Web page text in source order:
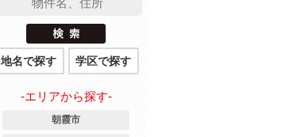
地名で探す 学区で探す
-エリアから探す-
朝霞市